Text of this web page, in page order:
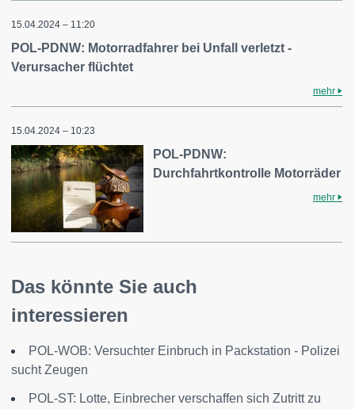
15.04.2024 – 11:20
POL-PDNW: Motorradfahrer bei Unfall verletzt -
Verursacher flüchtet
mehr
15.04.2024 – 10:23
POL-PDNW:
Durchfahrtkontrolle Motorräder
mehr
Das könnte Sie auch
interessieren
POL-WOB: Versuchter Einbruch in Packstation - Polizei
sucht Zeugen
POL-ST: Lotte, Einbrecher verschaffen sich Zutritt zu